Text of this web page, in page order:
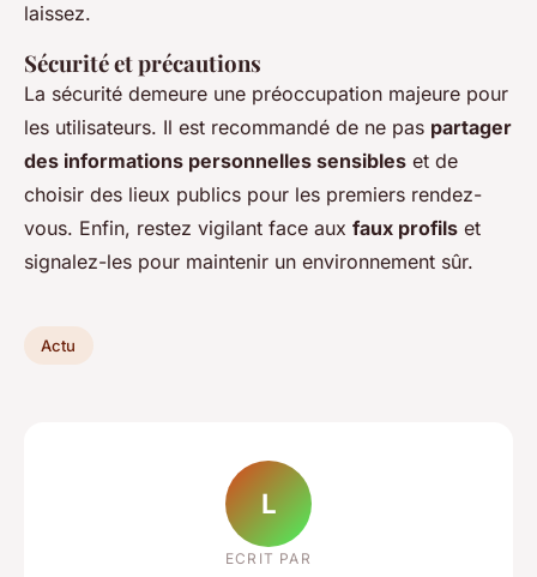
laissez.
Sécurité et précautions
La sécurité demeure une préoccupation majeure pour
les utilisateurs. Il est recommandé de ne pas partager
des informations personnelles sensibles et de
choisir des lieux publics pour les premiers rendez-
vous. Enfin, restez vigilant face aux faux profils et
signalez-les pour maintenir un environnement sûr.
Actu
L
ECRIT PAR